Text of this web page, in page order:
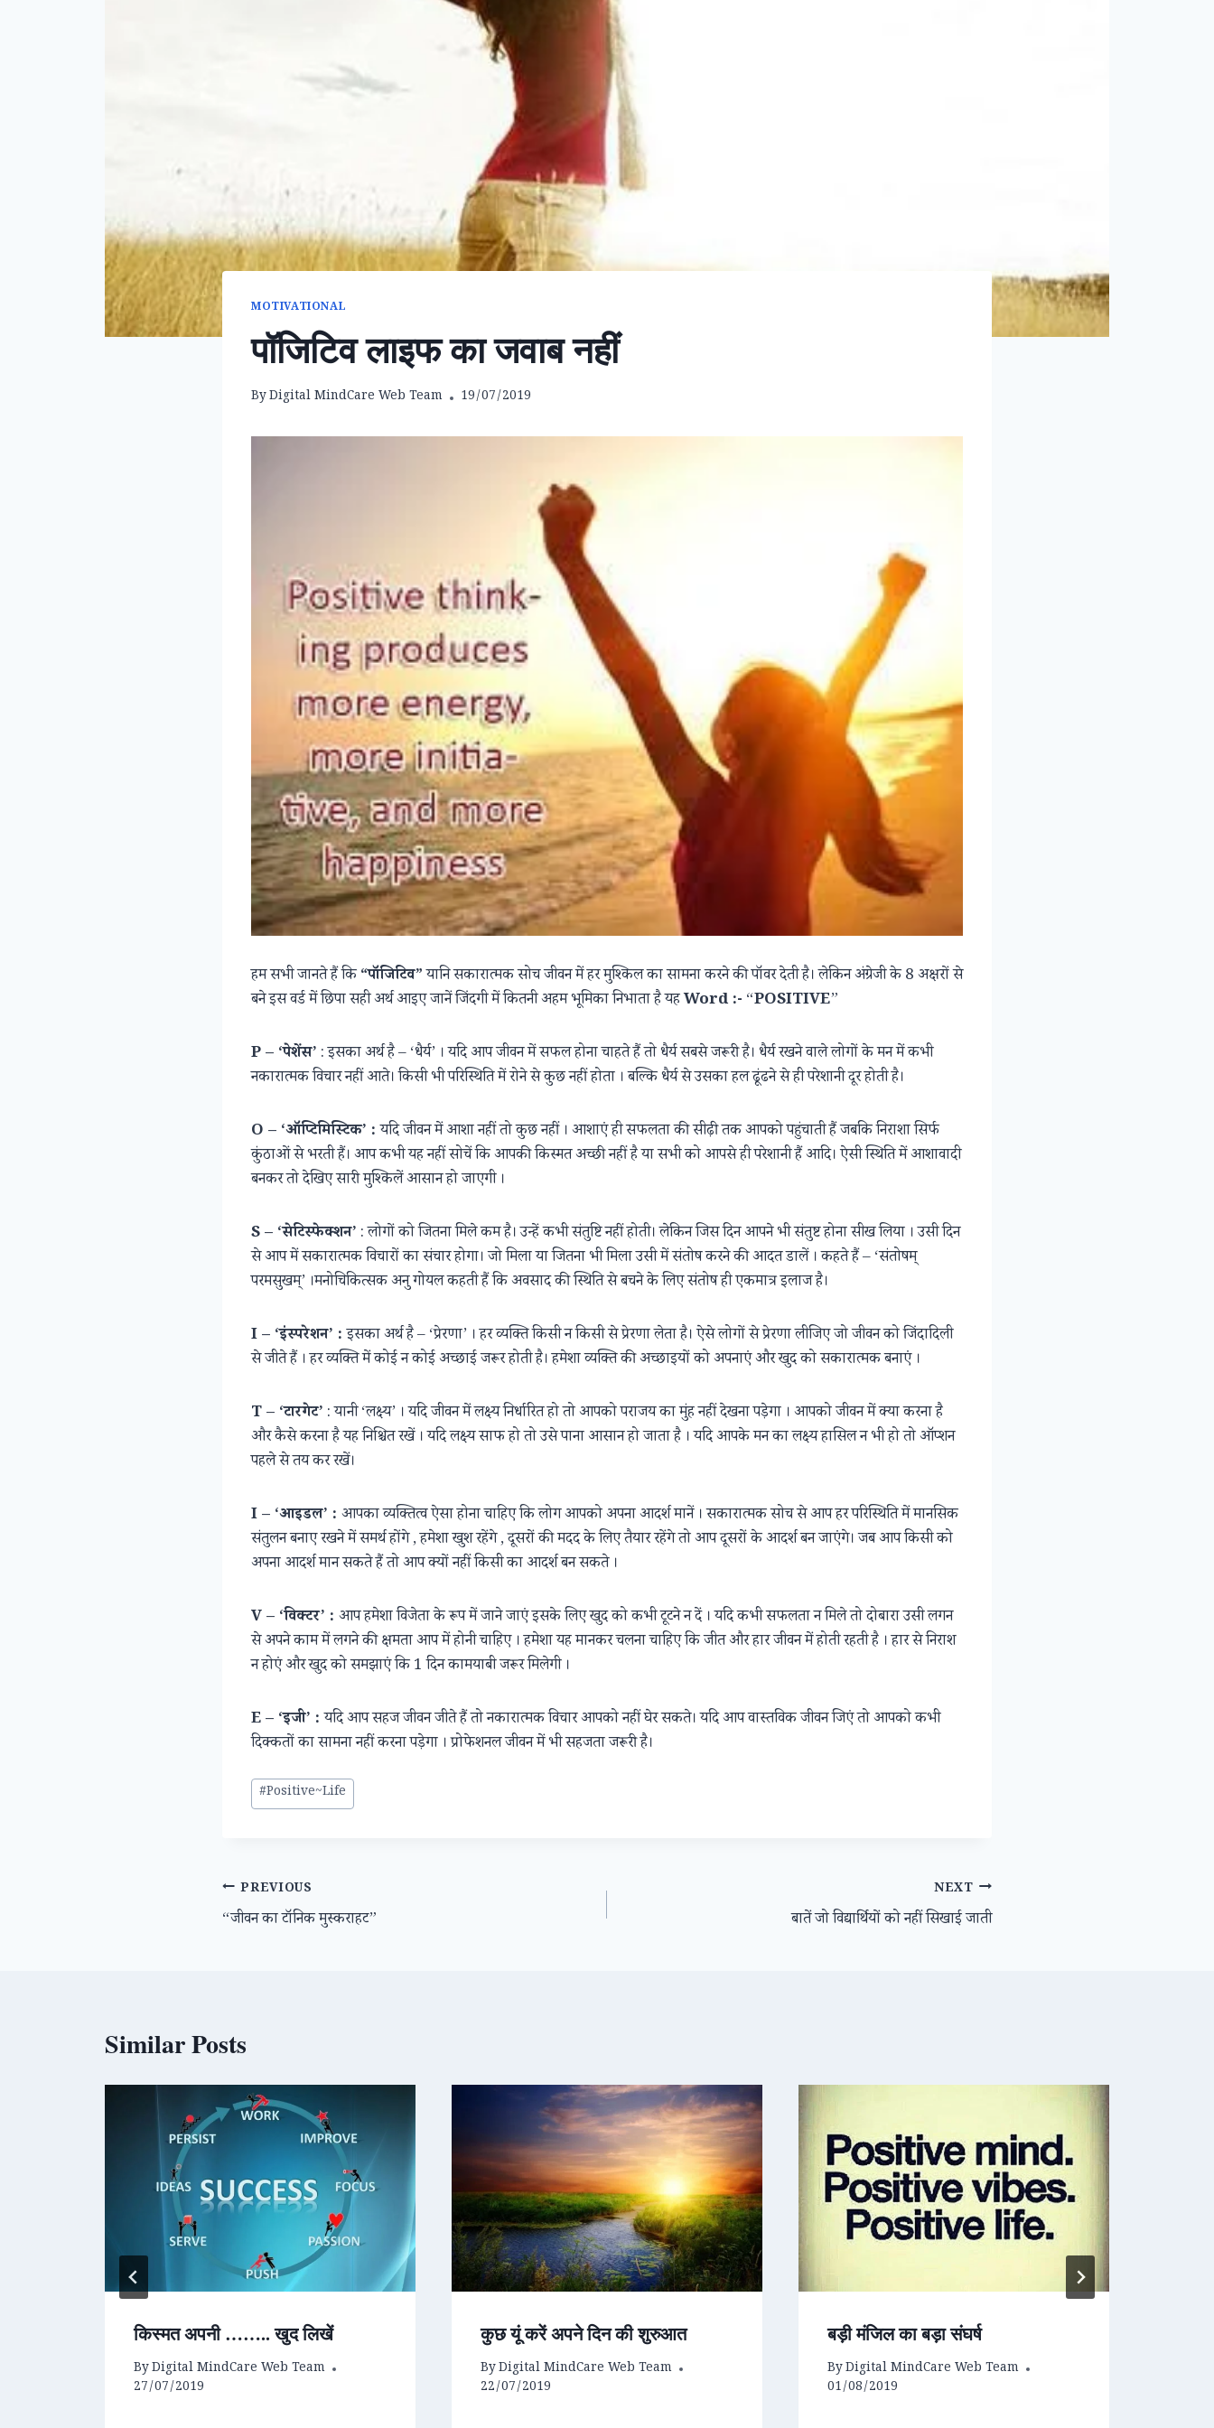
MOTIVATIONAL
पॉजिटिव लाइफ का जवाब नहीं
ByDigital MindCare Web Team 19/07/2019
हम सभी जानते हैं कि“पॉजिटिव”यानि सकारात्मक सोच जीवन में हर मुश्किल का सामना करने की पॉवर देती है। लेकिन अंग्रेजी के 8 अक्षरों से
बने इस वर्ड में छिपा सही अर्थ आइए जानें जिंदगी में कितनी अहम भूमिका निभाता है यहWord :- “POSITIVE”
P – ‘पेशेंस’ : इसका अर्थ है – ‘धैर्य’ । यदि आप जीवन में सफल होना चाहते हैं तो धैर्य सबसे जरूरी है। धैर्य रखने वाले लोगों के मन में कभी
नकारात्मक विचार नहीं आते। किसी भी परिस्थिति में रोने से कुछ नहीं होता । बल्कि धैर्य से उसका हल ढूंढने से ही परेशानी दूर होती है।
O – ‘ऑप्टिमिस्टिक’ :यदि जीवन में आशा नहीं तो कुछ नहीं । आशाएं ही सफलता की सीढ़ी तक आपको पहुंचाती हैं जबकि निराशा सिर्फ
कुंठाओं से भरती हैं। आप कभी यह नहीं सोचें कि आपकी किस्मत अच्छी नहीं है या सभी को आपसे ही परेशानी हैं आदि। ऐसी स्थिति में आशावादी
बनकर तो देखिए सारी मुश्किलें आसान हो जाएगी ।
S – ‘सेटिस्फेक्शन’ : लोगों को जितना मिले कम है। उन्हें कभी संतुष्टि नहीं होती। लेकिन जिस दिन आपने भी संतुष्ट होना सीख लिया । उसी दिन
से आप में सकारात्मक विचारों का संचार होगा। जो मिला या जितना भी मिला उसी में संतोष करने की आदत डालें । कहते हैं – ‘संतोषम्
परमसुखम्’ ।मनोचिकित्सक अनु गोयल कहती हैं कि अवसाद की स्थिति से बचने के लिए संतोष ही एकमात्र इलाज है।
I – ‘इंस्परेशन’ :इसका अर्थ है – ‘प्रेरणा’ । हर व्यक्ति किसी न किसी से प्रेरणा लेता है। ऐसे लोगों से प्रेरणा लीजिए जो जीवन को जिंदादिली
से जीते हैं । हर व्यक्ति में कोई न कोई अच्छाई जरूर होती है। हमेशा व्यक्ति की अच्छाइयों को अपनाएं और खुद को सकारात्मक बनाएं ।
T – ‘टारगेट’ : यानी ‘लक्ष्य’ । यदि जीवन में लक्ष्य निर्धारित हो तो आपको पराजय का मुंह नहीं देखना पड़ेगा । आपको जीवन में क्या करना है
और कैसे करना है यह निश्चित रखें । यदि लक्ष्य साफ हो तो उसे पाना आसान हो जाता है । यदि आपके मन का लक्ष्य हासिल न भी हो तो ऑप्शन
पहले से तय कर रखें।
I – ‘आइडल’ : आपका व्यक्तित्व ऐसा होना चाहिए कि लोग आपको अपना आदर्श मानें । सकारात्मक सोच से आप हर परिस्थिति में मानसिक
संतुलन बनाए रखने में समर्थ होंगे , हमेशा खुश रहेंगे , दूसरों की मदद के लिए तैयार रहेंगे तो आप दूसरों के आदर्श बन जाएंगे। जब आप किसी को
अपना आदर्श मान सकते हैं तो आप क्यों नहीं किसी का आदर्श बन सकते ।
V – ‘विक्टर’ : आप हमेशा विजेता के रूप में जाने जाएं इसके लिए खुद को कभी टूटने न दें । यदि कभी सफलता न मिले तो दोबारा उसी लगन
से अपने काम में लगने की क्षमता आप में होनी चाहिए । हमेशा यह मानकर चलना चाहिए कि जीत और हार जीवन में होती रहती है । हार से निराश
न होएं और खुद को समझाएं कि 1 दिन कामयाबी जरूर मिलेगी ।
E – ‘इजी’ :यदि आप सहज जीवन जीते हैं तो नकारात्मक विचार आपको नहीं घेर सकते। यदि आप वास्तविक जीवन जिएं तो आपको कभी
दिक्कतों का सामना नहीं करना पड़ेगा । प्रोफेशनल जीवन में भी सहजता जरूरी है।
Post
Tags:
#Positive~Life
Post
navigation
PREVIOUS
“जीवन का टॉनिक मुस्कराहट”
NEXT
बातें जो विद्यार्थियों को नहीं सिखाई जाती
Similar Posts
किस्मत अपनी …….. खुद लिखें
ByDigital MindCare Web Team
27/07/2019
कुछ यूं करें अपने दिन की शुरुआत
ByDigital MindCare Web Team
22/07/2019
बड़ी मंजिल का बड़ा संघर्ष
ByDigital MindCare Web Team
01/08/2019